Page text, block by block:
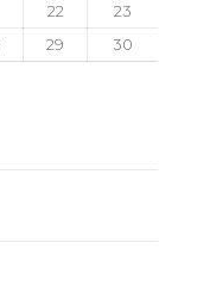
22
23
29
30